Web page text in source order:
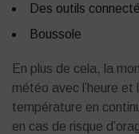
Des outils
Boussole
En plus de cela, la
météo avec l’heure et
température en
en cas de risque